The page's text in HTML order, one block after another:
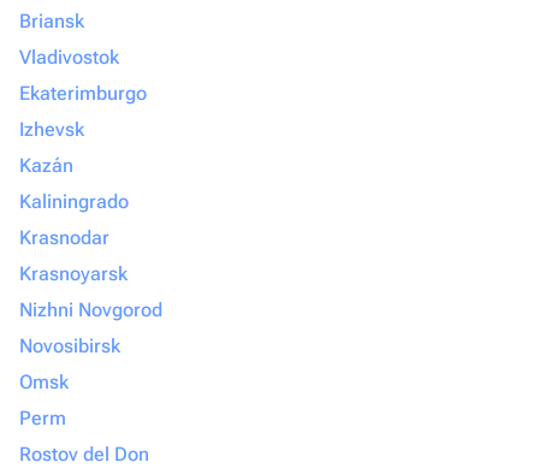
Briansk
Vladivostok
Ekaterimburgo
Izhevsk
Kazán
Kaliningrado
Krasnodar
Krasnoyarsk
Nizhni Novgorod
Novosibirsk
Omsk
Perm
Rostov del Don